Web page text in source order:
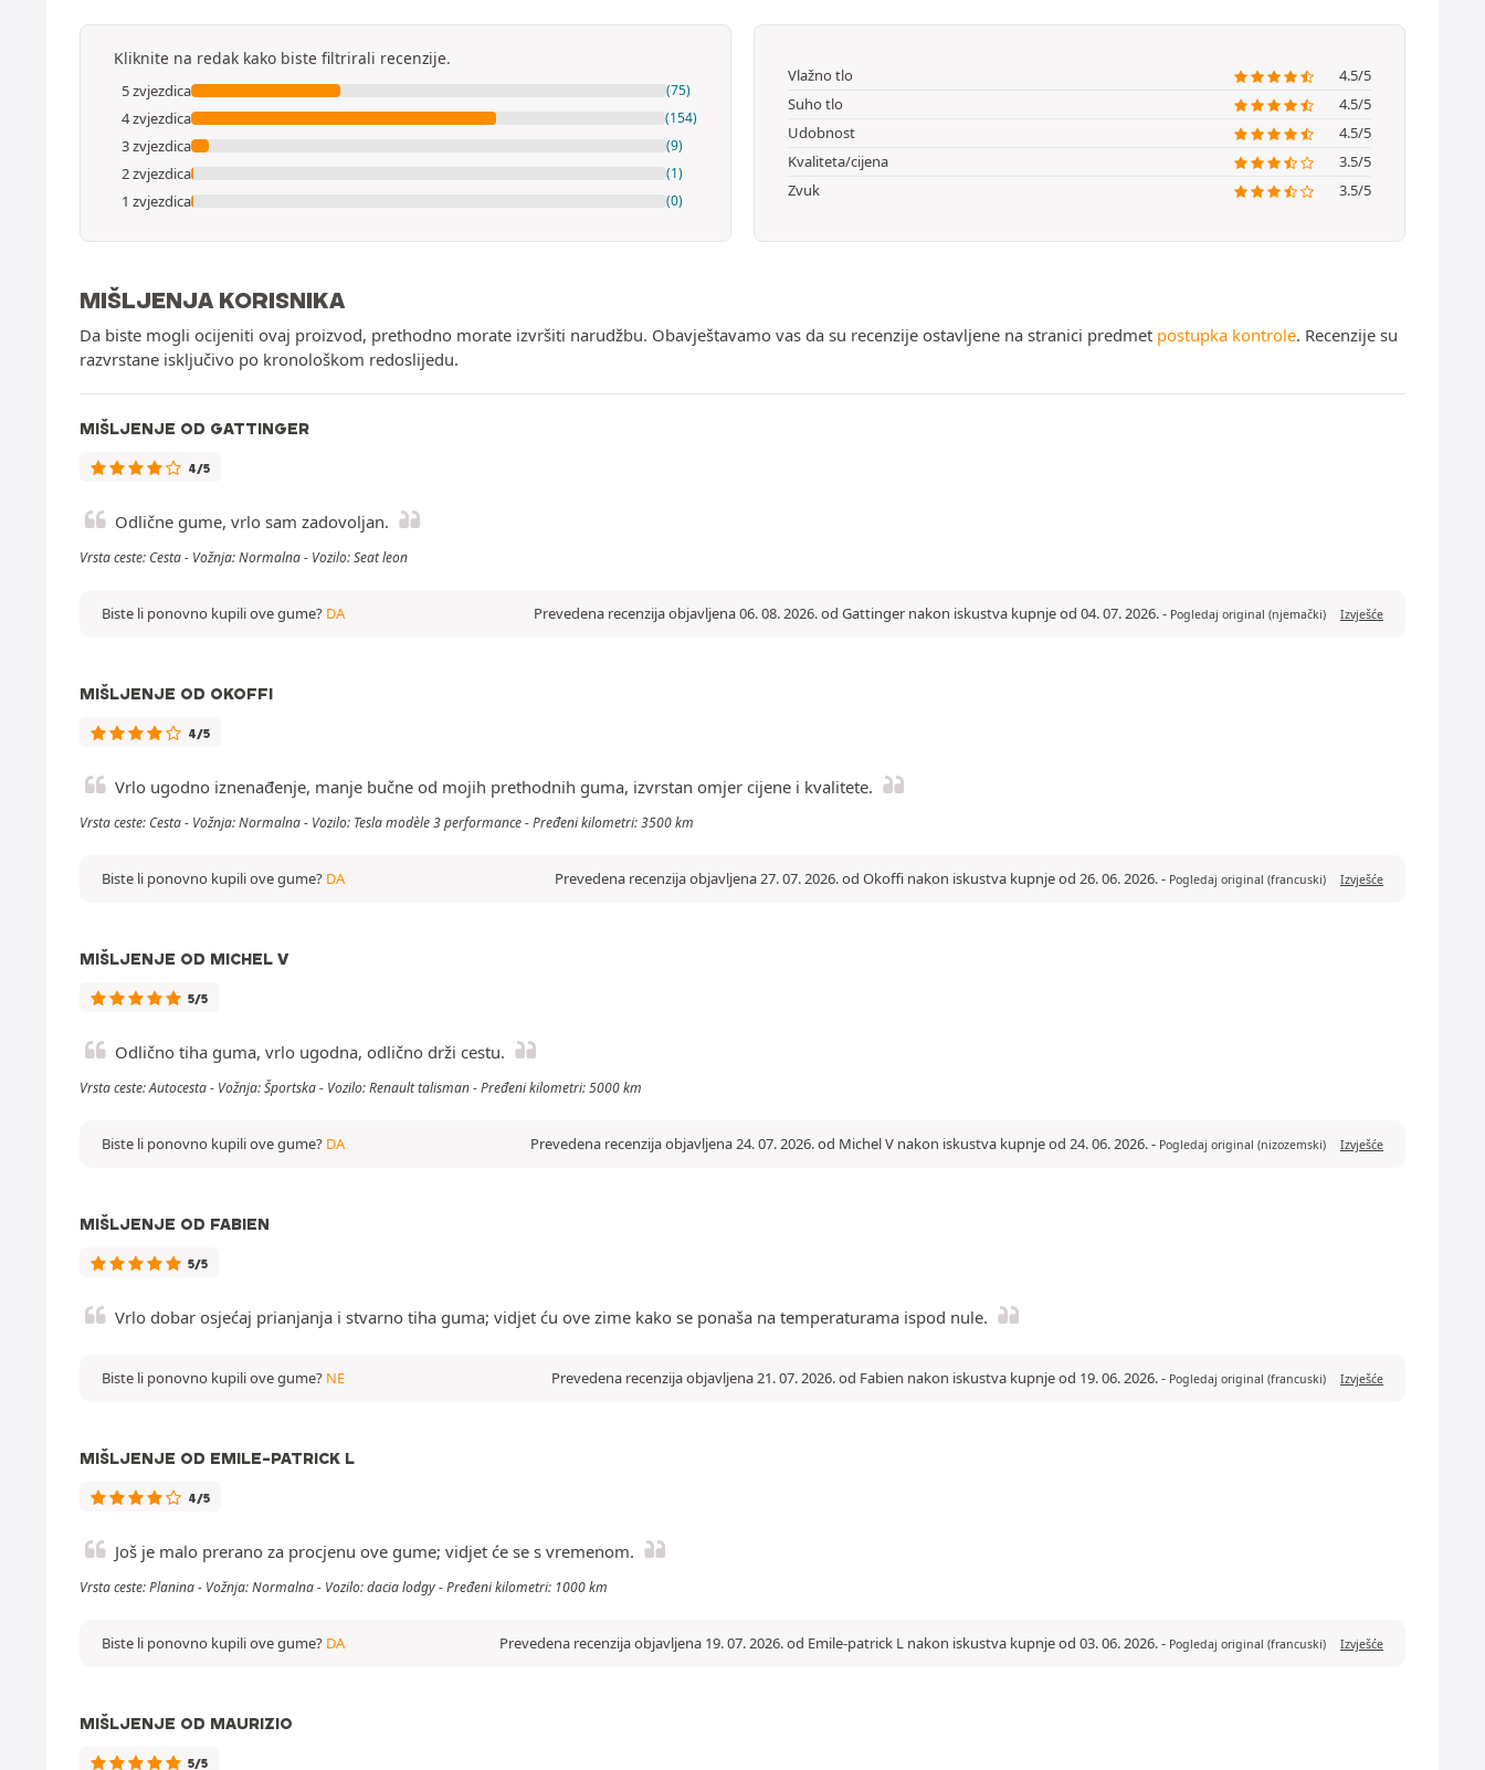
Kliknite na redak kako biste filtrirali recenzije.
5 zvjezdica (75)
4 zvjezdica (154)
3 zvjezdica (9)
2 zvjezdica (1)
1 zvjezdica (0)
Vlažno tlo
4.5/5
Suho tlo
4.5/5
Udobnost
4.5/5
Kvaliteta/cijena
3.5/5
Zvuk
3.5/5
MIŠLJENJA KORISNIKA
Da biste mogli ocijeniti ovaj proizvod, prethodno morate izvršiti narudžbu. Obavještavamo vas da su recenzije ostavljene na stranici predmet postupka kontrole. Recenzije su
razvrstane isključivo po kronološkom redoslijedu.
MIŠLJENJE OD GATTINGER
4/5
Odlične gume, vrlo sam zadovoljan.
Vrsta ceste: Cesta - Vožnja: Normalna - Vozilo: Seat leon
Prevedena recenzija objavljena 06. 08. 2026. od Gattinger nakon iskustva kupnje od 04. 07. 2026.- Pogledaj original (njemački) Izvješće
Biste li ponovno kupili ove gume? DA
MIŠLJENJE OD OKOFFI
4/5
Vrlo ugodno iznenađenje, manje bučne od mojih prethodnih guma, izvrstan omjer cijene i kvalitete.
Vrsta ceste: Cesta - Vožnja: Normalna - Vozilo: Tesla modèle 3 performance - Pređeni kilometri: 3500 km
Prevedena recenzija objavljena 27. 07. 2026. od Okoffi nakon iskustva kupnje od 26. 06. 2026.- Pogledaj original (francuski) Izvješće
Biste li ponovno kupili ove gume? DA
MIŠLJENJE OD MICHEL V
5/5
Odlično tiha guma, vrlo ugodna, odlično drži cestu.
Vrsta ceste: Autocesta - Vožnja: Športska - Vozilo: Renault talisman - Pređeni kilometri: 5000 km
Prevedena recenzija objavljena 24. 07. 2026. od Michel V nakon iskustva kupnje od 24. 06. 2026.- Pogledaj original (nizozemski) Izvješće
Biste li ponovno kupili ove gume? DA
MIŠLJENJE OD FABIEN
5/5
Vrlo dobar osjećaj prianjanja i stvarno tiha guma; vidjet ću ove zime kako se ponaša na temperaturama ispod nule.
Prevedena recenzija objavljena 21. 07. 2026. od Fabien nakon iskustva kupnje od 19. 06. 2026.- Pogledaj original (francuski) Izvješće
Biste li ponovno kupili ove gume? NE
MIŠLJENJE OD EMILE-PATRICK L
4/5
Još je malo prerano za procjenu ove gume; vidjet će se s vremenom.
Vrsta ceste: Planina - Vožnja: Normalna - Vozilo: dacia lodgy - Pređeni kilometri: 1000 km
Prevedena recenzija objavljena 19. 07. 2026. od Emile-patrick L nakon iskustva kupnje od 03. 06. 2026.- Pogledaj original (francuski) Izvješće
Biste li ponovno kupili ove gume? DA
MIŠLJENJE OD MAURIZIO
5/5